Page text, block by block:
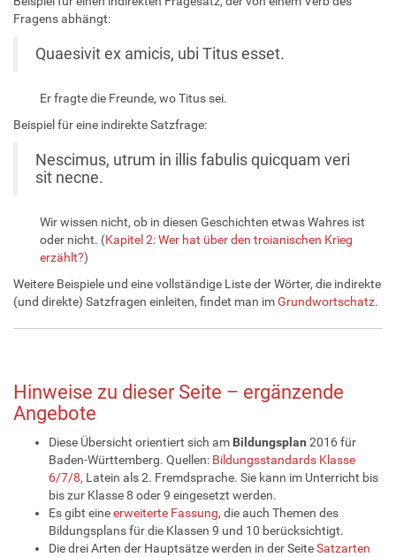
Fragens abhängt:
Quaesivit ex amicis, ubi Titus esset.
Er fragte die Freunde, wo Titus sei.
Beispiel für eine indirekte Satzfrage:
Nescimus, utrum in illis fabulis quicquam veri
sit necne.
Wir wissen nicht, ob in diesen Geschichten etwas Wahres ist
oder nicht. (Kapitel 2: Wer hat über den troianischen Krieg
erzählt?)
Weitere Beispiele und eine vollständige Liste der Wörter, die indirekte
(und direkte) Satzfragen einleiten, findet man imGrundwortschatz.
Hinweise zu dieser Seite – ergänzende
Angebote
Diese Übersicht orientiert sich am Bildungsplan 2016 für
Baden-Württemberg. Quellen: Bildungsstandards Klasse
6/7/8, Latein als 2. Fremdsprache. Sie kann im Unterricht bis
bis zur Klasse 8 oder 9 eingesetzt werden.
Es gibt eineerweiterte Fassung, die auch Themen des
Bildungsplans für die Klassen 9 und 10 berücksichtigt.
Die drei Arten der Hauptsätze werden in der SeiteSatzarten